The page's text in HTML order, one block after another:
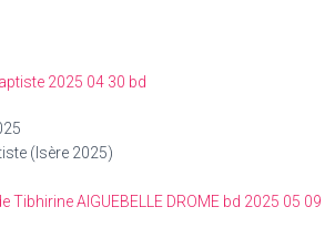
G
(Isère 2025)